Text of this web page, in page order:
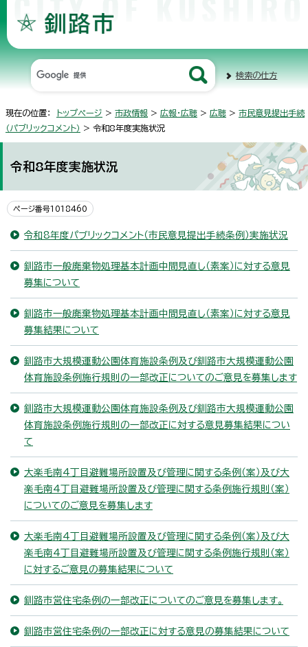
検索の仕方
現在の位置： トップページ > 市政情報 > 広報・広聴 > 広聴 > 市民意見提出手続
（パブリックコメント） > 令和8年度実施状況
令和8年度実施状況
ページ番号1018460
令和8年度パブリックコメント（市民意見提出手続条例）実施状況
釧路市一般廃棄物処理基本計画中間見直し（素案）に対する意見
募集について
釧路市一般廃棄物処理基本計画中間見直し（素案）に対する意見
募集結果について
釧路市大規模運動公園体育施設条例及び釧路市大規模運動公園
体育施設条例施行規則の一部改正についてのご意見を募集します
釧路市大規模運動公園体育施設条例及び釧路市大規模運動公園
体育施設条例施行規則の一部改正に対する意見募集結果につい
て
大楽毛南4丁目避難場所設置及び管理に関する条例（案）及び大
楽毛南4丁目避難場所設置及び管理に関する条例施行規則（案）
についてのご意見を募集します
大楽毛南4丁目避難場所設置及び管理に関する条例（案）及び大
楽毛南4丁目避難場所設置及び管理に関する条例施行規則（案）
に対するご意見の募集結果について
釧路市営住宅条例の一部改正についてのご意見を募集します。
釧路市営住宅条例の一部改正に対する意見の募集結果について